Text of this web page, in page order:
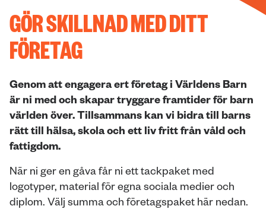
GÖR SKILLNAD MED DITT
FÖRETAG
Genom att engagera ert företag i Världens Barn
är ni med och skapar tryggare framtider för barn
världen över. Tillsammans kan vi bidra till barns
rätt till hälsa, skola och ett liv fritt från våld och
fattigdom.
När ni ger en gåva får ni ett tackpaket med
logotyper, material för egna sociala medier och
diplom. Välj summa och företagspaket här nedan.